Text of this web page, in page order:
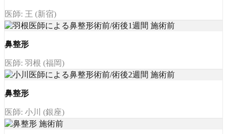
医師: 王 (新宿)
鼻整形
医師: 羽根 (福岡)
鼻整形
医師: 小川 (銀座)